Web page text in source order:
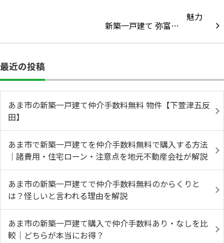
新築一戸建て 弥富…
最近の投稿
あま市の新築一戸建て仲介手数料無料 物件【下萱津五反
田】
あま市で新築一戸建てを仲介手数料無料で購入する方法
｜諸費用・住宅ローン・注意点を地元不動産会社が解説
あま市の新築一戸建てで仲介手数料無料のからくりと
は？怪しいと言われる理由を解説
あま市の新築一戸建て購入で仲介手数料あり・なしを比
較｜どちらが本当にお得？